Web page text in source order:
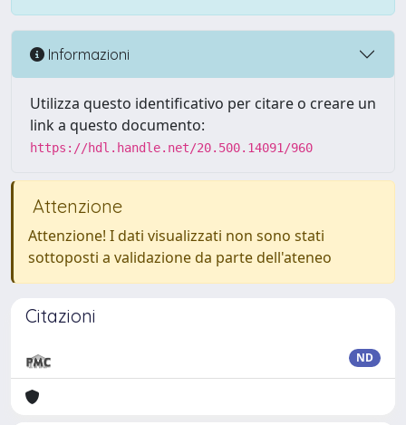
Informazioni
Utilizza questo identificativo per citare o creare un
link a questo documento:
https://hdl.handle.net/20.500.14091/960
Attenzione
Attenzione! I dati visualizzati non sono stati
sottoposti a validazione da parte dell'ateneo
Citazioni
ND